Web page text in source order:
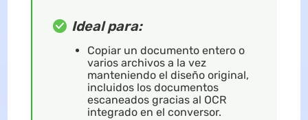
Ideal para:
Copiar un documento entero o
varios archivos a la vez
manteniendo el diseño original,
incluidos los documentos
escaneados gracias al OCR
integrado en el conversor.